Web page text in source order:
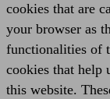
cookies that are
your browser as
functionalities of
cookies that help
this website.